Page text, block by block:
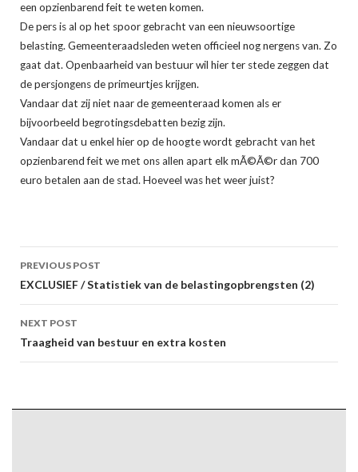
een opzienbarend feit te weten komen.
De pers is al op het spoor gebracht van een nieuwsoortige
belasting. Gemeenteraadsleden weten officieel nog nergens van. Zo
gaat dat. Openbaarheid van bestuur wil hier ter stede zeggen dat
de persjongens de primeurtjes krijgen.
Vandaar dat zij niet naar de gemeenteraad komen als er
bijvoorbeeld begrotingsdebatten bezig zijn.
Vandaar dat u enkel hier op de hoogte wordt gebracht van het
opzienbarend feit we met ons allen apart elk mÃ©Ã©r dan 700
euro betalen aan de stad. Hoeveel was het weer juist?
Post
navigation
PREVIOUS POST
EXCLUSIEF / Statistiek van de belastingopbrengsten (2)
NEXT POST
Traagheid van bestuur en extra kosten